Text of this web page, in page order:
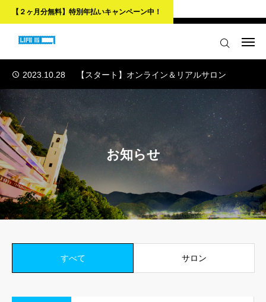
【２ヶ月分無料】特別年払いキャンペーン中！
2023.10.28
【スタート】オンライン＆リアルサロン
2023.10.28
【スタート】オンライン＆リアルサロン
2023.10.28
【スタート】オンライン＆リアルサロン
2023.10.28
【スタート】オンライン＆リアルサロン
お知らせ
すべて サロン
はじめての方へ
サロンご入会ページ
会員限定の特典コンテンツ
お問い合わせ
リンク
はじめての方へ
サロンご入会ページ